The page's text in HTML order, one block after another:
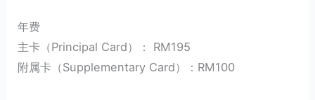
年费
主卡（Principal Card）： RM195
附属卡（Supplementary Card）：RM100